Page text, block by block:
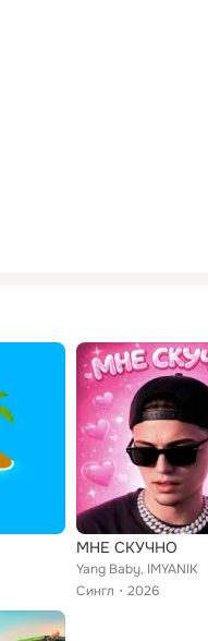
МНЕ СКУЧНО
Yang Baby, IMYANIK
Сингл
2026